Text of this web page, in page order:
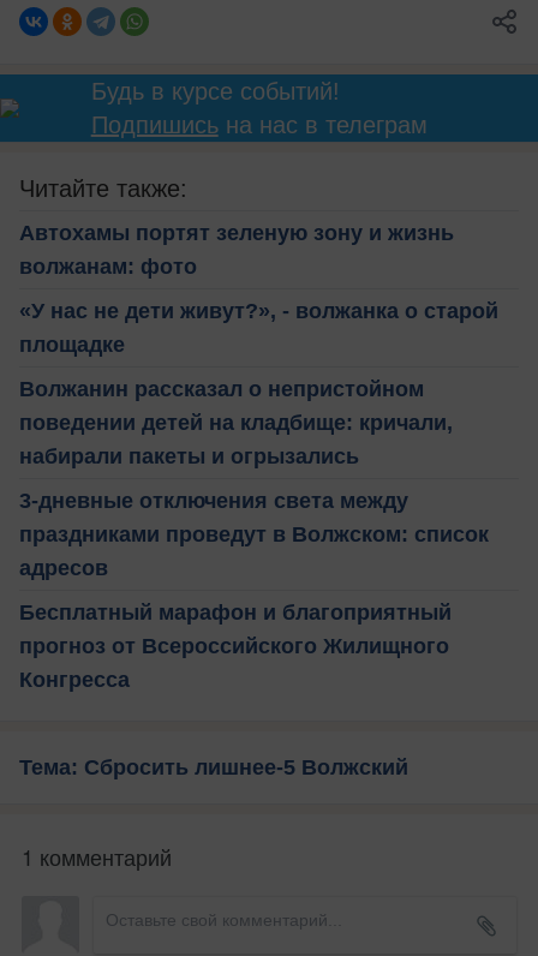
Будь в курсе событий!
Подпишисьна нас в телеграм
Читайте также:
Автохамы портят зеленую зону и жизнь
волжанам: фото
«У нас не дети живут?», - волжанка о старой
площадке
Волжанин рассказал о непристойном
поведении детей на кладбище: кричали,
набирали пакеты и огрызались
3-дневные отключения света между
праздниками проведут в Волжском: список
адресов
Бесплатный марафон и благоприятный
прогноз от Всероссийского Жилищного
Конгресса
Тема: Сбросить лишнее-5 Волжский
1 комментарий